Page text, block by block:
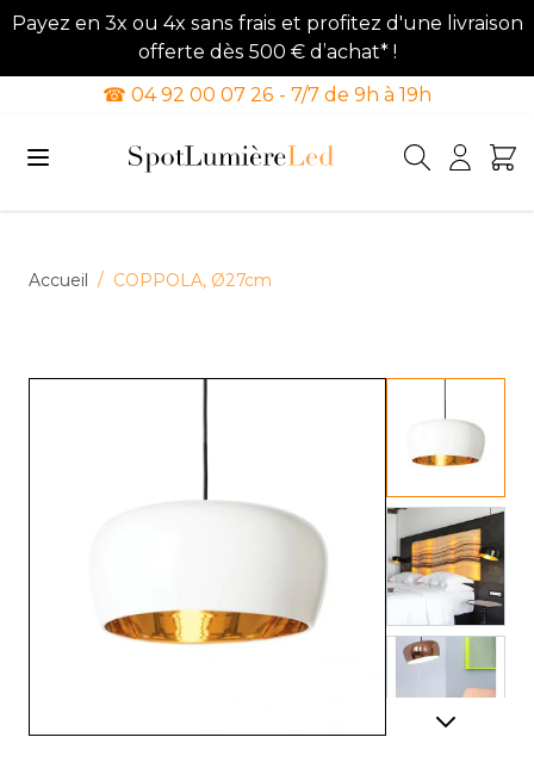
Payez en 3x ou 4x sans frais et profitez d'une livraison
offerte dès 500 € d’achat* !
☎ 04 92 00 07 26 - 7/7 de 9h à 19h
Accueil / COPPOLA, Ø27cm
View
View